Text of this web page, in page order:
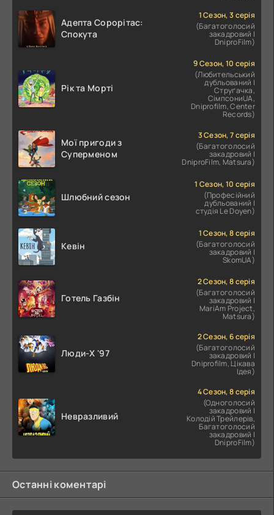
Адепта Сорорітас:
Спокута
1 Сезон, 3 серія
(Багатоголосий
закадровий |
DniproFilm)
Рік та Морті
9 Сезон, 10 серія
(Любительський
дубльований |
Струґачка,
СімпсониUA,
Dniprofilm, Center
Records)
Мої пригоди з
Суперменом
3 Сезон, 7 серія
(Багатоголосий
закадровий |
DniproFilm, Matsura)
Шлюбний сезон
1 Сезон, 10 серія
(Професійний
дубльований |
студія Le Doyen)
Кевін
1 Сезон, 8 серія
(Багатоголосий
закадровий |
SkomUA)
Готель Газбін
2 Сезон, 8 серія
(Багатоголосий
закадровий |
MariAm Project,
Matsura)
Люди-X '97
2 Сезон, 6 серія
(Багатоголосий
закадровий |
Dniprofilm, Цікава
Ідея)
Невразливий
4 Сезон, 8 серія
(Одноголосий
закадровий |
Колодій Трейлерів,
Багатоголосий
закадровий |
DniproFilm)
Останні коментарі